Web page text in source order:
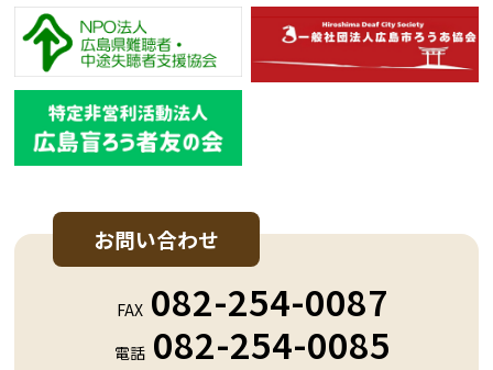
お問い合わせ
FAX 082-254-0087
電話 082-254-0085